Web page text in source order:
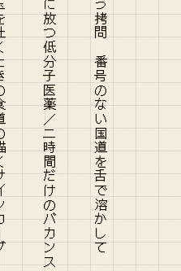
チョコだけを使う拷問 番号のない国道を舌で溶かして
二車線の向こうに放つ低分子医薬／二時間だけのバカンス
サインカーブ